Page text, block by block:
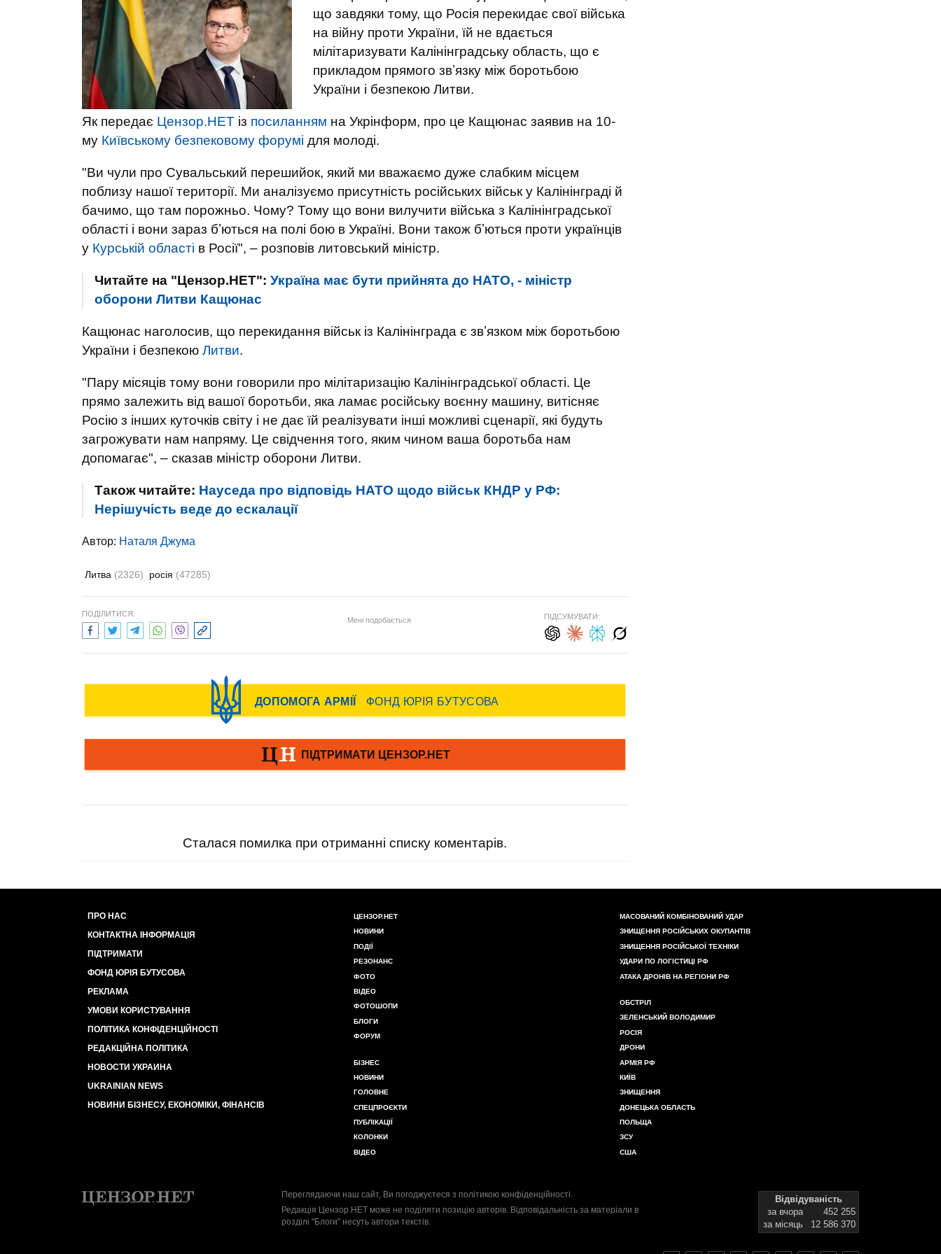
що завдяки тому, що Росія перекидає свої війська
на війну проти України, їй не вдається
мілітаризувати Калінінградську область, що є
прикладом прямого звʼязку між боротьбою
України і безпекою Литви.
Як передає Цензор.НЕТ із посиланням на Укрінформ, про це Кащюнас заявив на 10-
му Київському безпековому форумі для молоді.
"Ви чули про Сувальський перешийок, який ми вважаємо дуже слабким місцем
поблизу нашої території. Ми аналізуємо присутність російських військ у Калінінграді й
бачимо, що там порожньо. Чому? Тому що вони вилучити війська з Калінінградської
області і вони зараз бʼються на полі бою в Україні. Вони також бʼються проти українців
у Курській області в Росії", – розповів литовський міністр.
Читайте на "Цензор.НЕТ": Україна має бути прийнята до НАТО, - міністр
оборони Литви Кащюнас
Кащюнас наголосив, що перекидання військ із Калінінграда є звʼязком між боротьбою
України і безпекою Литви.
"Пару місяців тому вони говорили про мілітаризацію Калінінградської області. Це
прямо залежить від вашої боротьби, яка ламає російську воєнну машину, витісняє
Росію з інших куточків світу і не дає їй реалізувати інші можливі сценарії, які будуть
загрожувати нам напряму. Це свідчення того, яким чином ваша боротьба нам
допомагає", – сказав міністр оборони Литви.
Також читайте: Науседа про відповідь НАТО щодо військ КНДР у РФ:
Нерішучість веде до ескалації
Автор: Наталя Джума
Литва (2326) росія (47285)
ПОДІЛИТИСЯ:
Мені подобається ПІДСУМУВАТИ:
Сталася помилка при отриманні списку коментарів.
ПРО НАС
КОНТАКТНА ІНФОРМАЦІЯ
ПІДТРИМАТИ
ФОНД ЮРІЯ БУТУСОВА
РЕКЛАМА
УМОВИ КОРИСТУВАННЯ
ПОЛІТИКА КОНФІДЕНЦІЙНОСТІ
РЕДАКЦІЙНА ПОЛІТИКА
НОВОСТИ УКРАИНА
UKRAINIAN NEWS
НОВИНИ БІЗНЕСУ, ЕКОНОМІКИ, ФІНАНСІВ
ЦЕНЗОР.НЕТ
НОВИНИ
ПОДІЇ
РЕЗОНАНС
ФОТО
ВІДЕО
ФОТОШОПИ
БЛОГИ
ФОРУМ
БІЗНЕС
НОВИНИ
ГОЛОВНЕ
СПЕЦПРОЄКТИ
ПУБЛІКАЦІЇ
КОЛОНКИ
ВІДЕО
МАСОВАНИЙ КОМБІНОВАНИЙ УДАР
ЗНИЩЕННЯ РОСІЙСЬКИХ ОКУПАНТІВ
ЗНИЩЕННЯ РОСІЙСЬКОЇ ТЕХНІКИ
УДАРИ ПО ЛОГІСТИЦІ РФ
АТАКА ДРОНІВ НА РЕГІОНИ РФ
ОБСТРІЛ
ЗЕЛЕНСЬКИЙ ВОЛОДИМИР
РОСІЯ
ДРОНИ
АРМІЯ РФ
КИЇВ
ЗНИЩЕННЯ
ДОНЕЦЬКА ОБЛАСТЬ
ПОЛЬЩА
ЗСУ
США
Переглядаючи наш сайт, Ви погоджуєтеся з політикою конфіденційності.
Редакція Цензор.НЕТ може не поділяти позицію авторів. Відповідальність за матеріали в
розділі "Блоги" несуть автори текстів.
Відвідуваність
за вчора
452 255
за місяць
12 586 370